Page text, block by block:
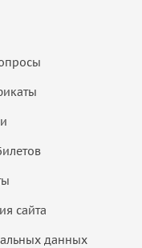
сайта
данных